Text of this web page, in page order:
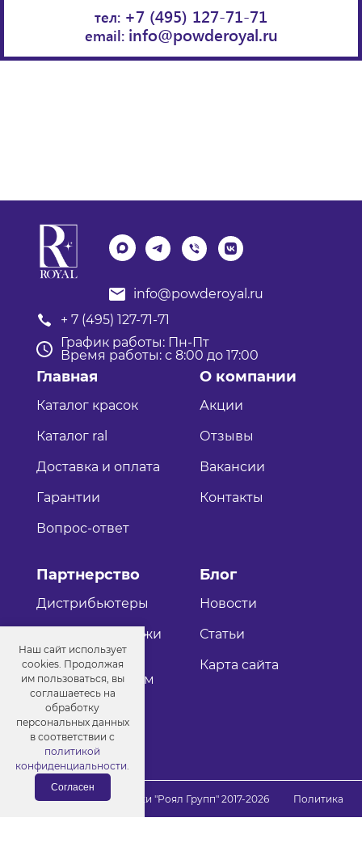
тел: +7 (495) 127-71-71
email: info@powderoyal.ru
info@powderoyal.ru
+ 7 (495) 127-71-71
График работы: Пн-Пт
Время работы: с 8:00 до 17:00
Главная
Каталог красок
Каталог ral
Доставка и оплата
Гарантии
Вопрос-ответ
О компании
Акции
Отзывы
Вакансии
Контакты
Партнерство
Дистрибьютеры
Оптовые продажи
Как стать
дистрибьютером
Блог
Новости
Статьи
Карта сайта
© Порошковые краски "Роял Групп" 2017-2026
Политика
конфиденциальности
Наш сайт использует
cookies. Продолжая
им пользоваться, вы
соглашаетесь на
обработку
персональных данных
в соответствии с
политикой
конфиденциальности.
Согласен